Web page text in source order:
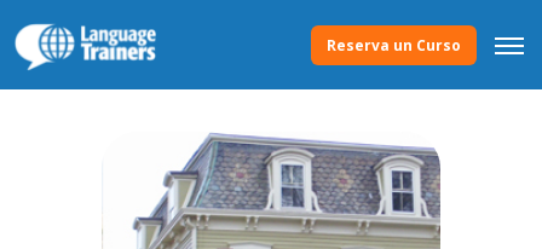
Reserva un Curso